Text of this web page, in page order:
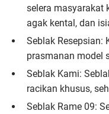
selera masyarakat
agak kental, dan
Seblak Resepsian:
prasmanan model
Seblak Kami:
racikan khusus,
Seblak Rame 09: